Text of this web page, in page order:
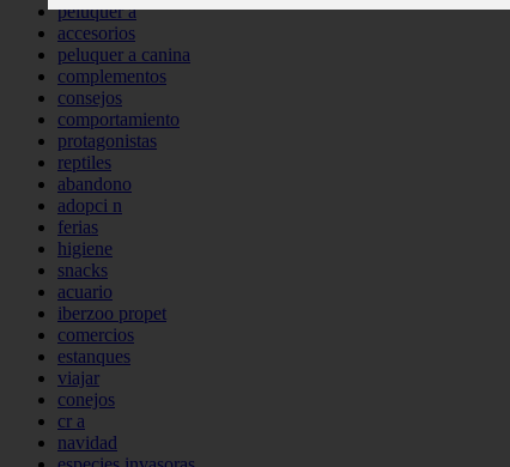
peluquer a
accesorios
peluquer a canina
complementos
consejos
comportamiento
protagonistas
reptiles
abandono
adopci n
ferias
higiene
snacks
acuario
iberzoo propet
comercios
estanques
viajar
conejos
cr a
navidad